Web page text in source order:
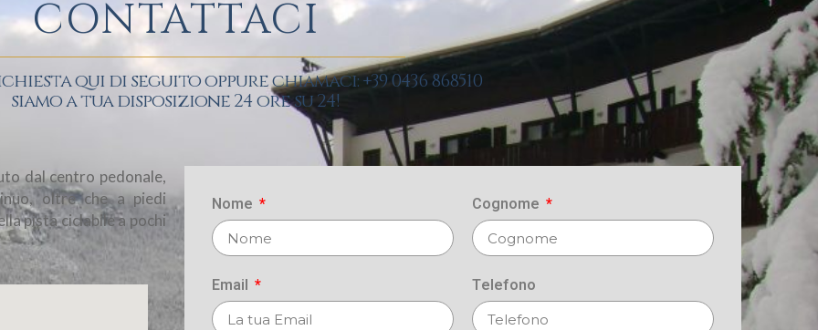
CONTATTACI
qui di seguito oppure chiamaci: +39 0436 868510
siamo a tua disposizione 24 ore su 24!
dal centro pedonale,
oltre che a piedi
pista ciclabile a pochi
Nome Cognome
Email Telefono